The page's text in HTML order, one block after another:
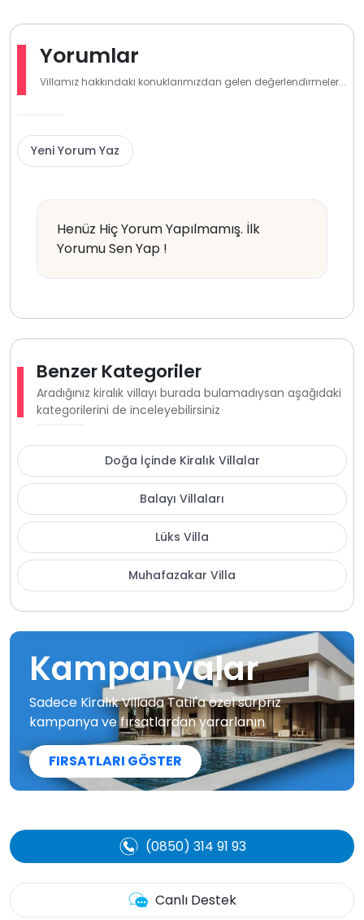
Yorumlar
Villamız hakkındaki konuklarımızdan gelen değerlendirmeler...
Yeni Yorum Yaz
Henüz Hiç Yorum Yapılmamış. İlk
Yorumu Sen Yap !
Benzer Kategoriler
Aradığınız kiralık villayı burada bulamadıysan aşağıdaki
kategorilerini de inceleyebilirsiniz
Doğa İçinde Kiralık Villalar
Balayı Villaları
Lüks Villa
Muhafazakar Villa
Kampanyalar
Sadece Kiralık Villada Tatil'a özel sürpriz
kampanya ve fırsatlardan yararlanın
FIRSATLARI GÖSTER
(0850) 314 91 93
Canlı Destek